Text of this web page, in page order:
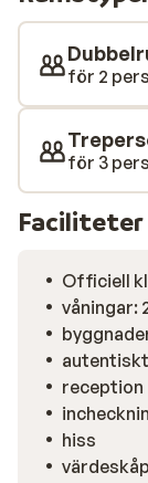
allt inom
koppla av i
ny energi och
många rätter.
omedelbart
för 2
för 3
Faciliteter
Officiell
våningar:
reception
hiss